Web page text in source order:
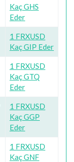
Kaç GHS
Eder
1 FRXUSD
Kaç GIP Eder
1 FRXUSD
Kaç GTQ
Eder
1 FRXUSD
Kaç GGP
Eder
1 FRXUSD
Kaç GNF